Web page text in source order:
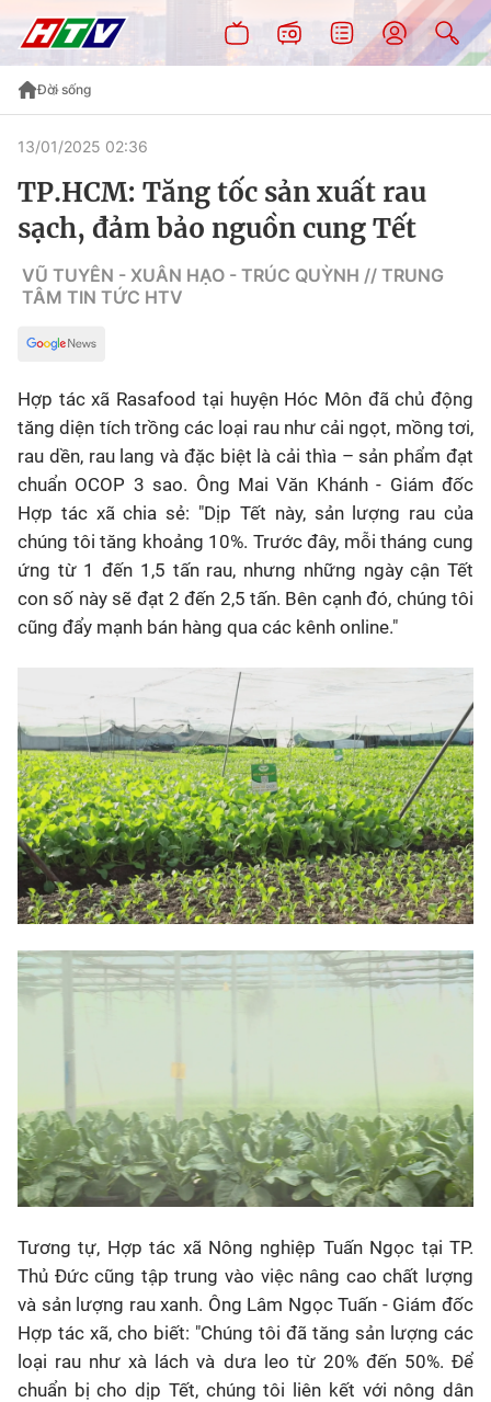
Đời sống
13/01/2025 02:36
TP.HCM: Tăng tốc sản xuất rau
sạch, đảm bảo nguồn cung Tết
VŨ TUYÊN - XUÂN HẠO - TRÚC QUỲNH // TRUNG
TÂM TIN TỨC HTV
Hợp tác xã Rasafood tại huyện Hóc Môn đã chủ động
tăng diện tích trồng các loại rau như cải ngọt, mồng tơi,
rau dền, rau lang và đặc biệt là cải thìa – sản phẩm đạt
chuẩn OCOP 3 sao. Ông Mai Văn Khánh - Giám đốc
Hợp tác xã chia sẻ: "Dịp Tết này, sản lượng rau của
chúng tôi tăng khoảng 10%. Trước đây, mỗi tháng cung
ứng từ 1 đến 1,5 tấn rau, nhưng những ngày cận Tết
con số này sẽ đạt 2 đến 2,5 tấn. Bên cạnh đó, chúng tôi
cũng đẩy mạnh bán hàng qua các kênh online."
Tương tự, Hợp tác xã Nông nghiệp Tuấn Ngọc tại TP.
Thủ Đức cũng tập trung vào việc nâng cao chất lượng
và sản lượng rau xanh. Ông Lâm Ngọc Tuấn - Giám đốc
Hợp tác xã, cho biết: "Chúng tôi đã tăng sản lượng các
loại rau như xà lách và dưa leo từ 20% đến 50%. Để
chuẩn bị cho dịp Tết, chúng tôi liên kết với nông dân